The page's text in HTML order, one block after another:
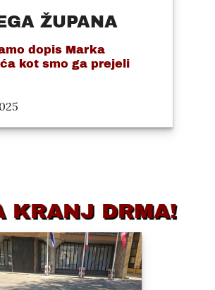
ŽUPANA
dopis Marka
kot smo ga prejeli
KRANJ DRMA!